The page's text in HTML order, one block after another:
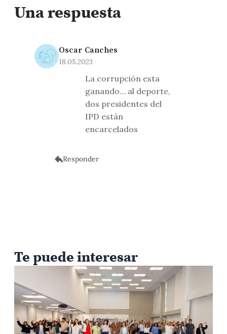
Una respuesta
Oscar Canches
18.05.2023
La corrupción esta
ganando… al deporte,
dos presidentes del
IPD están
encarcelados
Responder
Te puede interesar